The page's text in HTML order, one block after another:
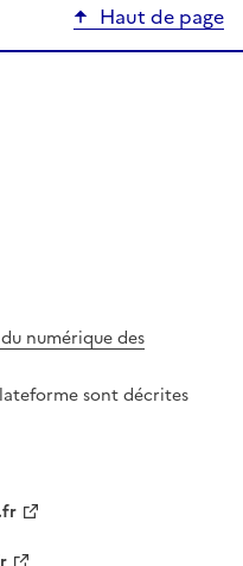
Haut de page
numérique des
sont décrites